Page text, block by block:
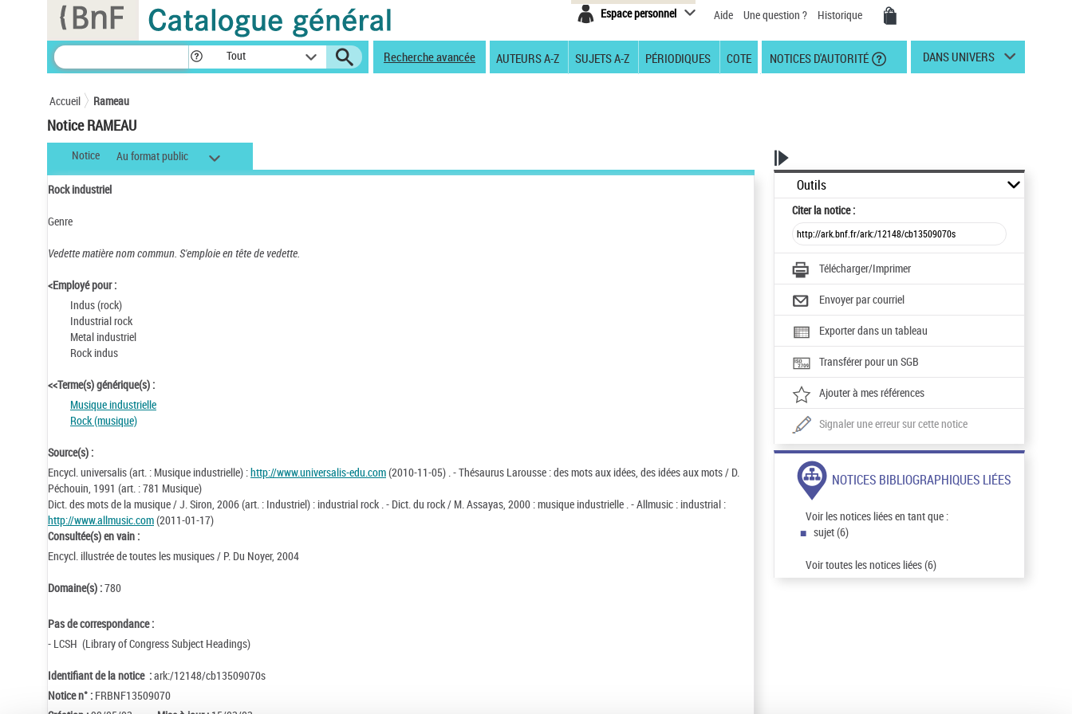
Espace personnel Aide Une question ? Historique
Tout Recherche avancée AUTEURS A-Z SUJETS A-Z PÉRIODIQUES COTE NOTICES D'AUTORITÉ DANS UNIVERS
Accueil Rameau
Notice RAMEAU
Notice Au format public
Rock industriel
Genre
Vedette matière nom commun. S'emploie en tête de vedette.
<Employé pour :
Indus (rock)
Industrial rock
Metal industriel
Rock indus
<<Terme(s) générique(s) :
Musique industrielle
Rock (musique)
Source(s) :
Encycl. universalis (art. : Musique industrielle) :http://www.universalis-edu.com(2010-11-05) . - Thésaurus Larousse : des mots aux idées, des idées aux mots / D.
Péchouin, 1991 (art. : 781 Musique)
Dict. des mots de la musique / J. Siron, 2006 (art. : Industriel) : industrial rock . - Dict. du rock / M. Assayas, 2000 : musique industrielle . - Allmusic : industrial :
http://www.allmusic.com(2011-01-17)
Consultée(s) en vain :
Encycl. illustrée de toutes les musiques / P. Du Noyer, 2004
Domaine(s) :780
Pas de correspondance :
- LCSH (Library of Congress Subject Headings)
Identifiant de la notice :ark:/12148/cb13509070s
Notice n° : FRBNF13509070
Outils
Citerla notice :
Télécharger/Imprimer
Envoyer par courriel
Exporter dans un tableau
Transférer pour un SGB
Ajouter à mes références
Signaler une erreur sur cette notice
NOTICES BIBLIOGRAPHIQUES LIÉES
Voir les notices liées en tant que :
sujet (6)
Voir toutes les notices liées (6)
Panneau de gestion des cookies